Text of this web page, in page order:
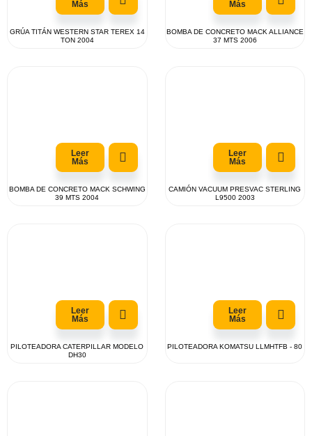
Más
GRÚA TITÁN WESTERN STAR TEREX 14
TON 2004
Más
BOMBA DE CONCRETO MACK ALLIANCE
37 MTS 2006
Leer
Más
BOMBA DE CONCRETO MACK SCHWING
39 MTS 2004
Leer
Más
CAMIÓN VACUUM PRESVAC STERLING
L9500 2003
Leer
Más
PILOTEADORA CATERPILLAR MODELO
DH30
Leer
Más
PILOTEADORA KOMATSU LLMHTFB - 80